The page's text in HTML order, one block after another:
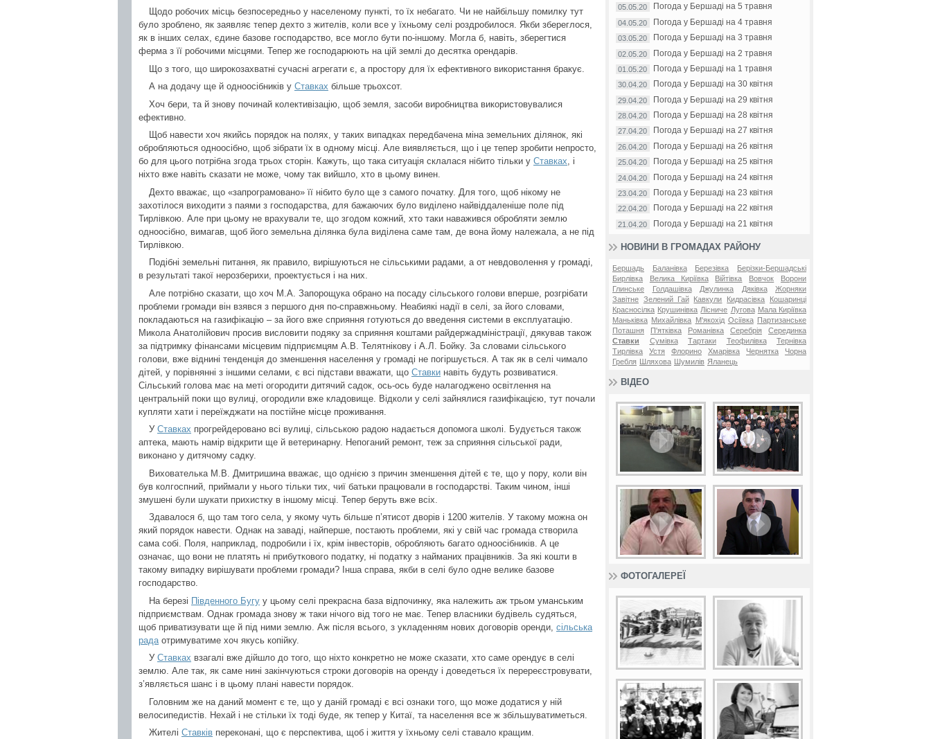
Щодо робочих місць безпосередньо у населеному пункті, то їх небагато. Чи не найбільшу помилку тут
було зроблено, як заявляє тепер дехто з жителів, коли все у їхньому селі роздробилося. Якби збереглося,
як в інших селах, єдине базове господарство, все могло бути по-іншому. Могла б, навіть, зберегтися
ферма з її робочими місцями. Тепер же господарюють на цій землі до десятка орендарів.
Що з того, що широкозахватні сучасні агрегати є, а простору для їх ефективного використання бракує.
А на додачу ще й одноосібників у Ставках більше трьохсот.
Хоч бери, та й знову починай колективізацію, щоб земля, засоби виробництва використовувалися
ефективно.
Щоб навести хоч якийсь порядок на полях, у таких випадках передбачена міна земельних ділянок, які
обробляються одноосібно, щоб зібрати їх в одному місці. Але виявляється, що і це тепер зробити непросто,
бо для цього потрібна згода трьох сторін. Кажуть, що така ситуація склалася нібито тільки у Ставках, і
ніхто вже навіть сказати не може, чому так вийшло, хто в цьому винен.
Дехто вважає, що «запрограмовано» її нібито було ще з самого початку. Для того, щоб нікому не
захотілося виходити з паями з господарства, для бажаючих було виділено найвіддаленіше поле під
Тирлівкою. Але при цьому не врахували те, що згодом кожний, хто таки наважився обробляти землю
одноосібно, вимагав, щоб його земельна ділянка була виділена саме там, де вона йому належала, а не під
Тирлівкою.
Подібні земельні питання, як правило, вирішуються не сільськими радами, а от невдоволення у громаді,
в результаті такої нерозберихи, проектується і на них.
Але потрібно сказати, що хоч М.А. Запорощука обрано на посаду сільського голови вперше, розгрібати
проблеми громади він взявся з першого дня по-справжньому. Неабиякі надії в селі, за його словами,
покладаються на газифікацію – за його вже сприяння готуються до введення системи в експлуатацію.
Микола Анатолійович просив висловити подяку за сприяння коштами райдержадміністрації, дякував також
за підтримку фінансами місцевим підприємцям А.В. Телятнікову і А.Л. Бойку. За словами сільського
голови, вже віднині тенденція до зменшення населення у громаді не погіршується. А так як в селі чимало
дітей, у порівнянні з іншими селами, є всі підстави вважати, що Ставки навіть будуть розвиватися.
Сільський голова має на меті огородити дитячий садок, ось-ось буде налагоджено освітлення на
центральній поки що вулиці, огородили вже кладовище. Відколи у селі зайнялися газифікацією, тут почали
купляти хати і переїжджати на постійне місце проживання.
У Ставках прогрейдеровано всі вулиці, сільською радою надається допомога школі. Будується також
аптека, мають намір відкрити ще й ветеринарну. Непоганий ремонт, теж за сприяння сільської ради,
виконано у дитячому садку.
Вихователька М.В. Дмитришина вважає, що однією з причин зменшення дітей є те, що у пору, коли він
був колгоспний, приймали у нього тільки тих, чиї батьки працювали в господарстві. Таким чином, інші
змушені були шукати прихистку в іншому місці. Тепер беруть вже всіх.
Здавалося б, що там того села, у якому чуть більше п’ятисот дворів і 1200 жителів. У такому можна он
який порядок навести. Однак на заваді, найперше, постають проблеми, які у свій час громада створила
сама собі. Поля, наприклад, подробили і їх, крім інвесторів, обробляють багато одноосібників. А це
означає, що вони не платять ні прибуткового податку, ні податку з найманих працівників. За які кошти в
такому випадку вирішувати проблеми громади? Інша справа, якби в селі було одне велике базове
господарство.
На березі Південного Бугу у цьому селі прекрасна база відпочинку, яка належить аж трьом уманським
підприємствам. Однак громада знову ж таки нічого від того не має. Тепер власники будівель судяться,
щоб приватизувати ще й під ними землю. Аж після всього, з укладенням нових договорів оренди, сільська
рада отримуватиме хоч якусь копійку.
У Ставках взагалі вже дійшло до того, що ніхто конкретно не може сказати, хто саме орендує в селі
землю. Але так, як саме нині закінчуються строки договорів на оренду і доведеться їх перереєстровувати,
з’являється шанс і в цьому плані навести порядок.
Головним же на даний момент є те, що у даній громаді є всі ознаки того, що може додатися у ній
велосипедистів. Нехай і не стільки їх тоді буде, як тепер у Китаї, та населення все ж збільшуватиметься.
Жителі Ставків переконані, що є перспектива, щоб і життя у їхньому селі ставало кращим.
05.05.20 Погода у Бершаді на 5 травня
04.05.20 Погода у Бершаді на 4 травня
03.05.20 Погода у Бершаді на 3 травня
02.05.20 Погода у Бершаді на 2 травня
01.05.20 Погода у Бершаді на 1 травня
30.04.20 Погода у Бершаді на 30 квітня
29.04.20 Погода у Бершаді на 29 квітня
28.04.20 Погода у Бершаді на 28 квітня
27.04.20 Погода у Бершаді на 27 квітня
26.04.20 Погода у Бершаді на 26 квітня
25.04.20 Погода у Бершаді на 25 квітня
24.04.20 Погода у Бершаді на 24 квітня
23.04.20 Погода у Бершаді на 23 квітня
22.04.20 Погода у Бершаді на 22 квітня
21.04.20 Погода у Бершаді на 21 квітня
НОВИНИ В ГРОМАДАХ РАЙОНУ
Бершадь Баланівка Березівка
Берізки-Бершадські
Бирлівка
Велика Киріївка Війтівка Вовчок
Ворони
Глинське
Голдашівка Джулинка Дяківка
Жорняки
Завітне Зелений Гай Кавкули Кидрасівка
Кошаринці
Красносілка Крушинівка Лісниче Лугова Мала Киріївка
Маньківка Михайлівка М'якохід Осіївка
Партизанське
Поташня
П'ятківка Романівка Серебрія
Серединка
Ставки
Сумівка Тартаки Теофилівка
Тернівка
Тирлівка
Устя Флорино Хмарівка Чернятка
Чорна
Гребля
Шляхова Шумилів Яланець
ВІДЕО
ФОТОГАЛЕРЕЇ